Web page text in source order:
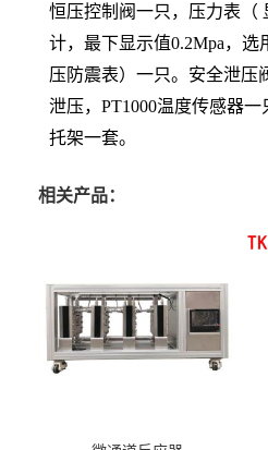
恒压控制阀一只， 压力表（
计，最下显示值0.2Mpa，选
压防震表）一只。 安全泄压
泄压， PT1000温度传感器一
托架一套。
相关产品：